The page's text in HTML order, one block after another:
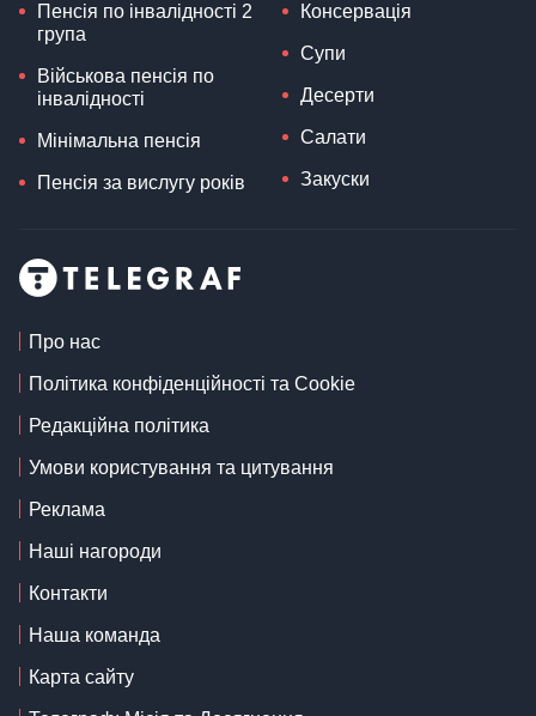
Пенсія по інвалідності 2
група
Військова пенсія по
інвалідності
Мінімальна пенсія
Пенсія за вислугу років
Консервація
Супи
Десерти
Салати
Закуски
Про нас
Політика конфіденційності та Cookie
Редакційна політика
Умови користування та цитування
Реклама
Наші нагороди
Контакти
Наша команда
Карта сайту